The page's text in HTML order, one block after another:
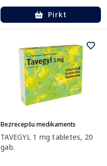
Pirkt
Bezrecepšu medikaments
TAVEGYL 1 mg tabletes, 20
gab.